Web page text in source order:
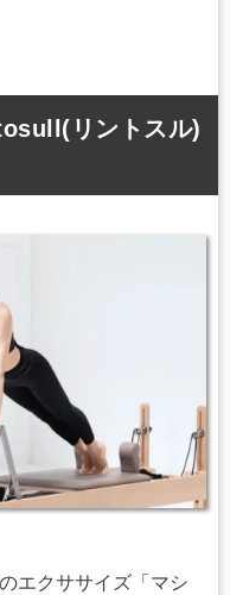
リントスル)
エクササイズ「マシ